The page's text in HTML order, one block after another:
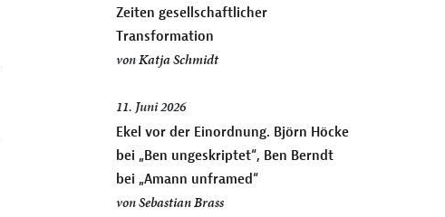
Zeiten gesellschaftlicher
Transformation
vonKatja Schmidt
11. Juni 2026
Ekel vor der Einordnung. Björn Höcke
bei „Ben ungeskriptet“, Ben Berndt
bei „Amann unframed“
vonSebastian Brass